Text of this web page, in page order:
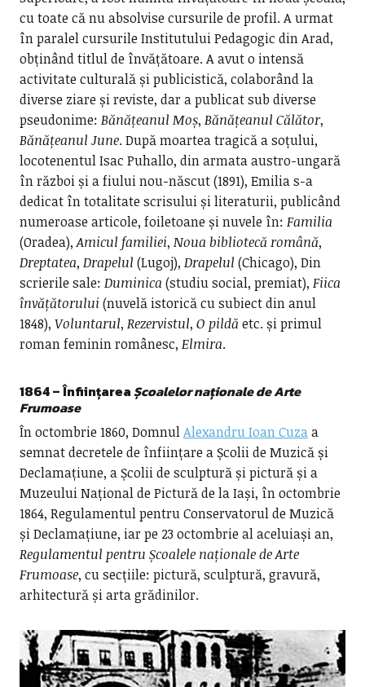
cu toate că nu absolvise cursurile de profil. A urmat
în paralel cursurile Institutului Pedagogic din Arad,
obținând titlul de învățătoare. A avut o intensă
activitate culturală și publicistică, colaborând la
diverse ziare și reviste, dar a publicat sub diverse
pseudonime: Bănățeanul Moș, Bănățeanul Călător,
Bănățeanul June. După moartea tragică a soțului,
locotenentul Isac Puhallo, din armata austro-ungară
în război și a fiului nou-născut (1891), Emilia s-a
dedicat în totalitate scrisului și literaturii, publicând
numeroase articole, foiletoane și nuvele în: Familia
(Oradea),Amicul familiei, Noua bibliotecă română,
Dreptatea, Drapelul (Lugoj), Drapelul (Chicago), Din
scrierile sale: Duminica (studiu social, premiat), Fiica
învățătorului (nuvelă istorică cu subiect din anul
1848), Voluntarul, Rezervistul, O pildă etc. și primul
roman feminin românesc, Elmira.
1864 – ÎnființareaȘcoalelor naționale de Arte
Frumoase
În octombrie 1860, DomnulAlexandru Ioan Cuzaa
semnat decretele de înființare a Școlii de Muzică și
Declamațiune, a Școlii de sculptură și pictură și a
Muzeului Național de Pictură de la Iași, în octombrie
1864, Regulamentul pentru Conservatorul de Muzică
și Declamațiune, iar pe 23 octombrie al aceluiași an,
Regulamentul pentru Școalele naționale de Arte
Frumoase, cu secțiile: pictură, sculptură, gravură,
arhitectură și arta grădinilor.